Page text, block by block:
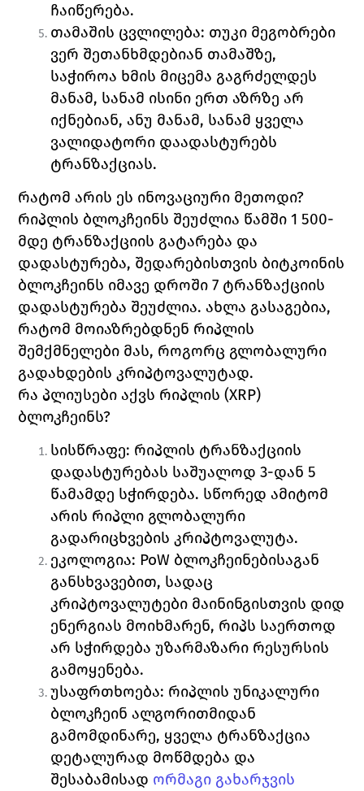
ჩაიწერება.
თამაშის ცვლილება: თუკი მეგობრები
ვერ შეთანხმდებიან თამაშზე,
საჭიროა ხმის მიცემა გაგრძელდეს
მანამ, სანამ ისინი ერთ აზრზე არ
იქნებიან, ანუ მანამ, სანამ ყველა
ვალიდატორი დაადასტურებს
ტრანზაქციას.
რატომ არის ეს ინოვაციური მეთოდი?
რიპლის ბლოკჩეინს შეუძლია წამში 1 500-
მდე ტრანზაქციის გატარება და
დადასტურება, შედარებისთვის ბიტკოინის
ბლოკჩეინს იმავე დროში 7 ტრანზაქციის
დადასტურება შეუძლია. ახლა გასაგებია,
რატომ მოიაზრებდნენ რიპლის
შემქმნელები მას, როგორც გლობალური
გადახდების კრიპტოვალუტად.
რა პლიუსები აქვს რიპლის (
ბლოკჩეინს?
სისწრაფე: რიპლის ტრანზაქციის
დადასტურებას საშუალოდ 3-დან 5
წამამდე სჭირდება. სწორედ ამიტომ
არის რიპლი გლობალური
გადარიცხვების კრიპტოვალუტა.
ეკოლოგია: PoW ბლოკჩეინებისაგან
განსხვავებით, სადაც
კრიპტოვალუტები მაინინგისთვის დიდ
ენერგიას მოიხმარენ, რიპს საერთოდ
არ სჭირდება უზარმაზარი რესურსის
გამოყენება.
უსაფრთხოება: რიპლის უნიკალური
ბლოკჩეინ ალგორითმიდან
გამომდინარე, ყველა ტრანზაქცია
დეტალურად მოწმდება და
შესაბამისად ორმაგი გახარჯვის